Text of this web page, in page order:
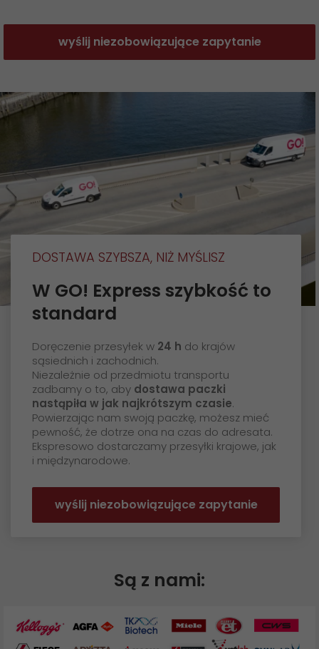
wyślij niezobowiązujące zapytanie
DOSTAWA SZYBSZA, NIŻ MYŚLISZ
W GO! Express szybkość to
standard
Doręczenie przesyłek w 24 h do krajów
sąsiednich i zachodnich.
Niezależnie od przedmiotu transportu
zadbamy o to, aby dostawa paczki
nastąpiła w jak najkrótszym czasie.
Powierzając nam swoją paczkę, możesz mieć
pewność, że dotrze ona na czas do adresata.
Ekspresowo dostarczamy przesyłki krajowe, jak
i międzynarodowe.
wyślij niezobowiązujące zapytanie
Są z nami: